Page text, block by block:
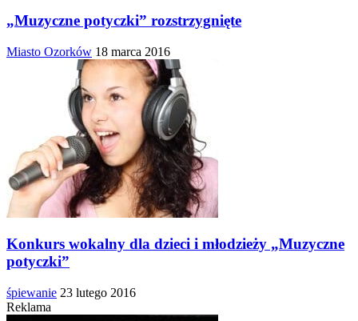
„Muzyczne potyczki” rozstrzygnięte
Miasto Ozorków 18 marca 2016
Konkurs wokalny dla dzieci i młodzieży „Muzyczne
potyczki”
śpiewanie 23 lutego 2016
Reklama